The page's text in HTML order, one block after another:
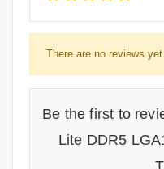
There are no reviews yet.
Be the first to
Lite DDR5